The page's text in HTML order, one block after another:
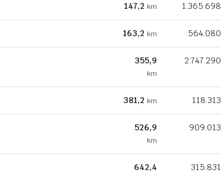
147,2 km 1.365.698
163,2 km 564.080
355,9
km
2.747.290
381,2 km 118.313
526,9
km
909.013
642,4 315.831